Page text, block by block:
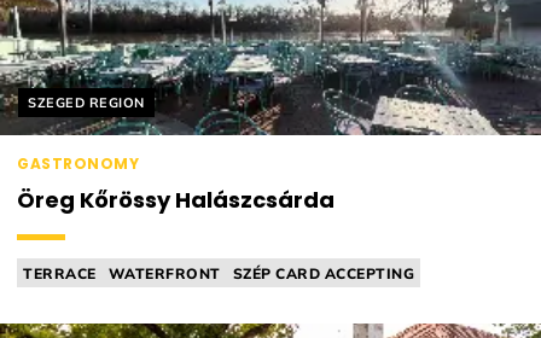
Helyszín címkék:
SZEGED REGION
GASTRONOMY
Öreg Kőrössy Halászcsárda
TERRACE WATERFRONT
SZÉP CARD ACCEPTING